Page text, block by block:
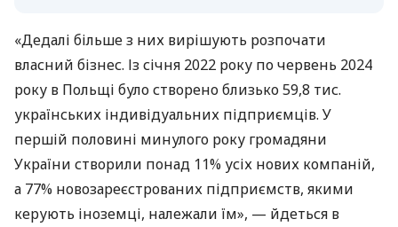
«Дедалі більше з них вирішують розпочати
власний бізнес. Із січня 2022 року по червень 2024
року в Польщі було створено близько 59,8 тис.
українських індивідуальних підприємців. У
першій половині минулого року громадяни
України створили понад 11% усіх нових компаній,
а 77% новозареєстрованих підприємств, якими
керують іноземці, належали їм», — йдеться в